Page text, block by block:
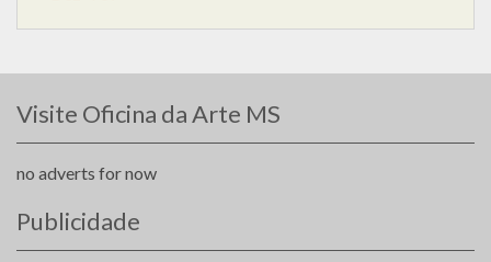
Visite Oficina da Arte MS
no adverts for now
Publicidade